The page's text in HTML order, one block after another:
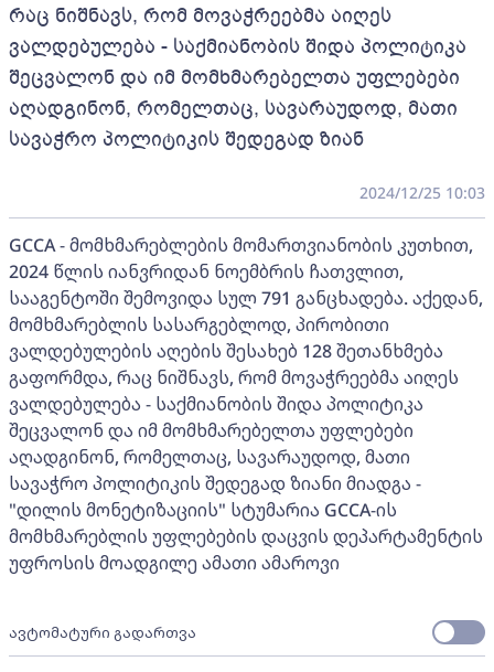
რაც ნიშნავს, რომ მოვაჭრეებმა აიღეს
ვალდებულება - საქმიანობის შიდა პოლიტიკა
შეცვალონ და იმ მომხმარებელთა უფლებები
აღადგინონ, რომელთაც, სავარაუდოდ, მათი
სავაჭრო პოლიტიკის შედეგად ზიან
2024/12/25 10:03
GCCA - მომხმარებლების მომართვიანობის კუთხით,
2024 წლის იანვრიდან ნოემბრის ჩათვლით,
სააგენტოში შემოვიდა სულ 791 განცხადება. აქედან,
მომხმარებლის სასარგებლოდ, პირობითი
ვალდებულების აღების შესახებ 128 შეთანხმება
გაფორმდა, რაც ნიშნავს, რომ მოვაჭრეებმა აიღეს
ვალდებულება - საქმიანობის შიდა პოლიტიკა
შეცვალონ და იმ მომხმარებელთა უფლებები
აღადგინონ, რომელთაც, სავარაუდოდ, მათი
სავაჭრო პოლიტიკის შედეგად ზიანი მიადგა -
"დილის მონეტიზაციის" სტუმარია GCCA-ის
მომხმარებლის უფლებების დაცვის დეპარტამენტის
უფროსის მოადგილე ამათი ამაროვი
ავტომატური გადართვა